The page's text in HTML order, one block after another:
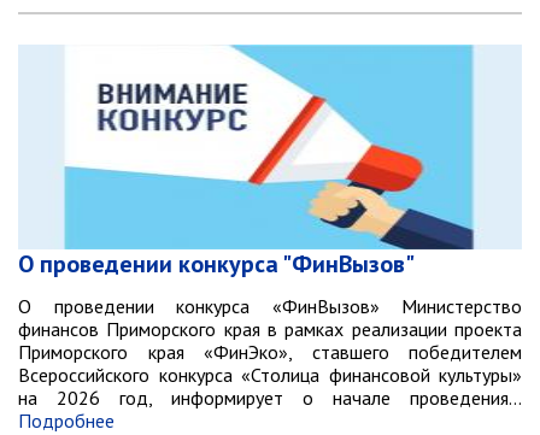
Вакансии
Нормативные акты
Персональные данные
Противодействие коррупции
Охрана труда
Ведомственный контроль
Административная комиссия
Комиссия по делам несовершеннолетних
ИНФОРМАЦИЯ О ПРОВЕРКАХ
Планы проверок
Информация о проверках в рамках
О проведении конкурса "ФинВызов"
О проведении конкурса «ФинВызов» Министерство
финансов Приморского края в рамках реализации проекта
Приморского края «ФинЭко», ставшего победителем
Всероссийского конкурса «Столица финансовой культуры»
на 2026 год, информирует о начале проведения…
Подробнее